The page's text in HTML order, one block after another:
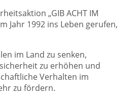
„GIB ACHT IM
Jahr 1992 ins Leben gerufen,
im Land zu senken,
zu erhöhen und
Verhalten im
zu fördern.